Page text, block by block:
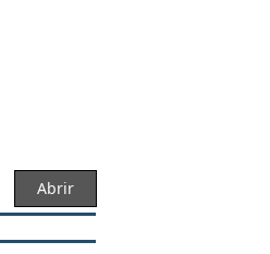
Abrir